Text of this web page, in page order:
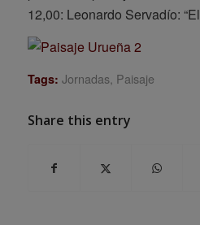
12,00: Leonardo Servadío:
Tags: Jornadas, Paisaje
Share this entry